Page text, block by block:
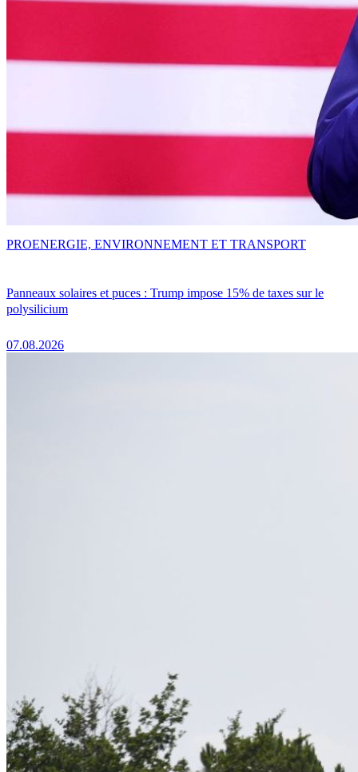
Panneaux solaires et puces : Trump impose 15% de taxes sur le
polysilicium
07.08.2026
PROENERGIE, ENVIRONNEMENT ET TRANSPORT